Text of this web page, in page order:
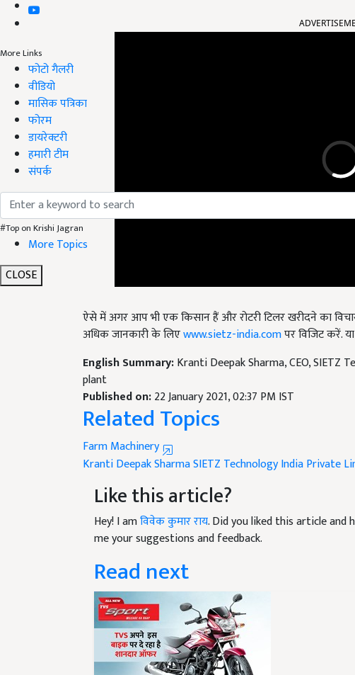
More Links
फोटो गैलरी
वीडियो
मासिक पत्रिका
फोरम
डायरेक्टरी
हमारी टीम
संपर्क
#Top on Krishi Jagran
More Topics
CLOSE
अधिक जानकारी के लिएwww.sietz-india.comपर विजिट करें.
plant
Published on:
Related Topics
Farm Machinery
Kranti Deepak Sharma
Like this article?
Hey! I amविवेक कुमार राय. Did you liked this article and
me your suggestions and feedback.
Read next